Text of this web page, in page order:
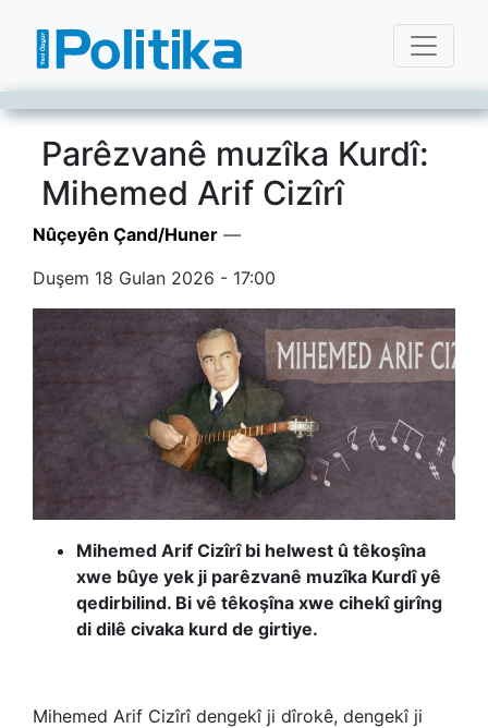
Parêzvanê muzîka Kurdî:
Mihemed Arif Cizîrî
Nûçeyên Çand/Huner —
Duşem 18 Gulan 2026 - 17:00
Mihemed Arif Cizîrî bi helwest û têkoşîna
xwe bûye yek ji parêzvanê muzîka Kurdî yê
qedirbilind. Bi vê têkoşîna xwe cihekî girîng
di dilê civaka kurd de girtiye.
Mihemed Arif Cizîrî dengekî ji dîrokê, dengekî ji